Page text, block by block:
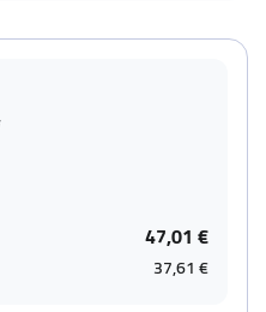
47,01 €
37,61 €